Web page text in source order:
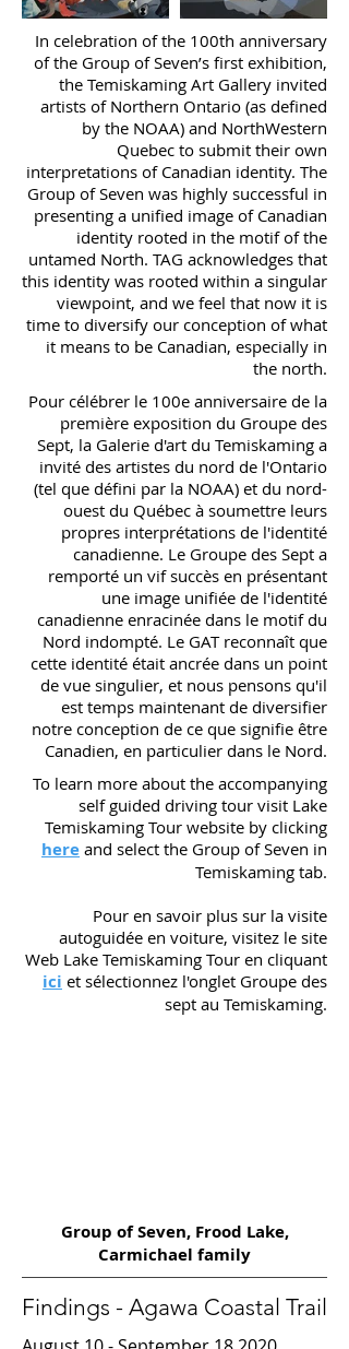
In celebration of the 100th anniversary
of the Group of Seven’s first exhibition,
the Temiskaming Art Gallery invited
artists of Northern Ontario (as defined
by the NOAA) and NorthWestern
Quebec to submit their own
interpretations of Canadian identity. The
Group of Seven was highly successful in
presenting a unified image of Canadian
identity rooted in the motif of the
untamed North. TAG acknowledges that
this identity was rooted within a singular
viewpoint, and we feel that now it is
time to diversify our conception of what
it means to be Canadian, especially in
the north.
Pour célébrer le 100e anniversaire de la
première exposition du Groupe des
Sept, la Galerie d'art du Temiskaming a
invité des artistes du nord de l'Ontario
(tel que défini par la NOAA) et du nord-
ouest du Québec à soumettre leurs
propres interprétations de l'identité
canadienne. Le Groupe des Sept a
remporté un vif succès en présentant
une image unifiée de l'identité
canadienne enracinée dans le motif du
Nord indompté. Le GAT reconnaît que
cette identité était ancrée dans un point
de vue singulier, et nous pensons qu'il
est temps maintenant de diversifier
notre conception de ce que signifie être
Canadien, en particulier dans le Nord.
To learn more about the accompanying
self guided driving tour visit Lake
Temiskaming Tour website by clicking
here and select the Group of Seven in
Temiskaming tab.
Pour en savoir plus sur la visite
autoguidée en voiture, visitez le site
Web Lake Temiskaming Tour en cliquant
ici et sélectionnez l'onglet Groupe des
sept au Temiskaming.
Group of Seven, Frood Lake,
Carmichael family
Findings - Agawa Coastal Trail